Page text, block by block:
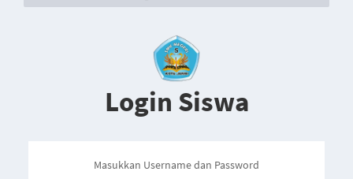
Login Siswa
Masukkan Username dan Password